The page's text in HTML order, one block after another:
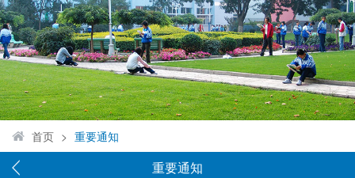
首页 > 重要通知
重要通知